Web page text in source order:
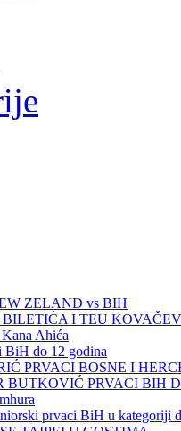
ZELAND vs BIH
I TEU
Ahića
BiH do 12 godina
PRVACI BOSNE I
PRVACI BIH
prvaci BiH u kategoriji